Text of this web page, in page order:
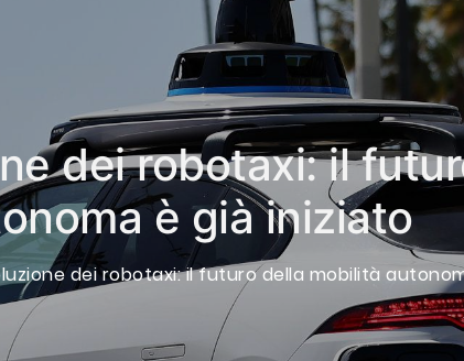
dei robotaxi: il
è già iniziato
dei robotaxi: il futuro della mobilità